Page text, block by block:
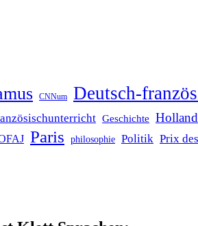
CNNum Deutsch-
Geschichte
Paris philosophie Politik Prix